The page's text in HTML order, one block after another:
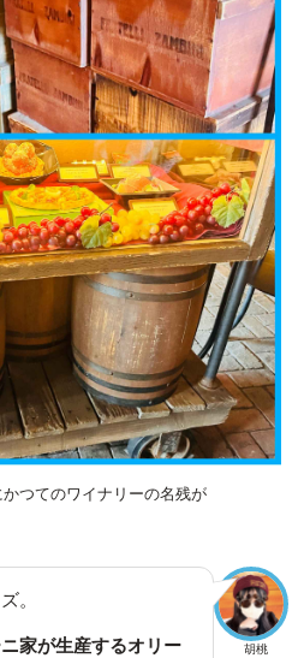
つてのワイナリーの名残が
胡桃
。
家が生産するオリー